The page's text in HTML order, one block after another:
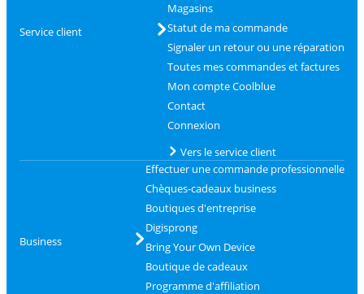
Service client
Magasins
Statut de ma commande
Signaler un retour ou une réparation
Toutes mes commandes et factures
Mon compte Coolblue
Contact
Connexion
Vers le service client
Business
Effectuer une commande professionnelle
Chèques-cadeaux business
Boutiques d'entreprise
Digisprong
Bring Your Own Device
Boutique de cadeaux
Programme d'affiliation